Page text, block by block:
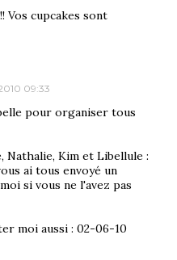
Vos cupcakes sont
09:33
pour organiser tous
Nathalie, Kim et Libellule :
ai tous envoyé un
si vous ne l'avez pas
moi aussi : 02-06-10